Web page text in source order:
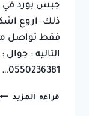
جبس بورد في
ذلك اروع
فقط تواصل
0550236381…
قراءه المزيد